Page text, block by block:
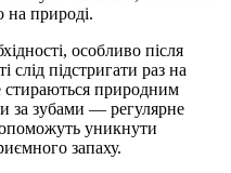
на природі.
особливо після
слід підстригати раз на
стираються природним
за зубами — регулярне
уникнути
запаху.